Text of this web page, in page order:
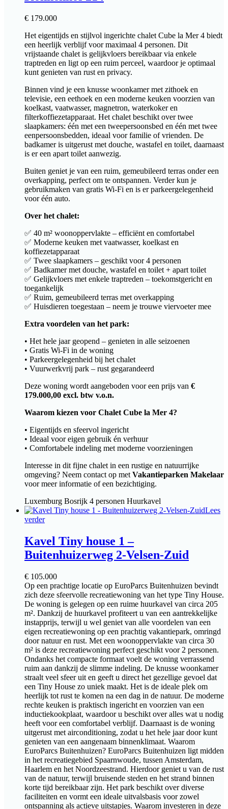
€ 179.000
Het eigentijds en stijlvol ingerichte chalet Cube la Mer 4 biedt
een heerlijk verblijf voor maximaal 4 personen. Dit
vrijstaande chalet is gelijkvloers bereikbaar via enkele
traptreden en ligt op een ruim perceel, waardoor je optimaal
kunt genieten van rust en privacy.
Binnen vind je een knusse woonkamer met zithoek en
televisie, een eethoek en een moderne keuken voorzien van
koelkast, vaatwasser, magnetron, waterkoker en
filterkoffiezetapparaat. Het chalet beschikt over twee
slaapkamers: één met een tweepersoonsbed en één met twee
eenpersoonsbedden, ideaal voor familie of vrienden. De
badkamer is uitgerust met douche, wastafel en toilet, daarnaast
is er een apart toilet aanwezig.
Buiten geniet je van een ruim, gemeubileerd terras onder een
overkapping, perfect om te ontspannen. Verder kun je
gebruikmaken van gratis Wi-Fi en is er parkeergelegenheid
voor één auto.
Over het chalet:
✅ 40 m² woonoppervlakte – efficiënt en comfortabel
✅ Moderne keuken met vaatwasser, koelkast en
koffiezetapparaat
✅ Twee slaapkamers – geschikt voor 4 personen
✅ Badkamer met douche, wastafel en toilet + apart toilet
✅ Gelijkvloers met enkele traptreden – toekomstgericht en
toegankelijk
✅ Ruim, gemeubileerd terras met overkapping
✅ Huisdieren toegestaan – neem je trouwe viervoeter mee
Extra voordelen van het park:
• Het hele jaar geopend – genieten in alle seizoenen
• Gratis Wi-Fi in de woning
• Parkeergelegenheid bij het chalet
• Vuurwerkvrij park – rust gegarandeerd
Deze woning wordt aangeboden voor een prijs van €
179.000,00 excl. btw v.o.n.
Waarom kiezen voor Chalet Cube la Mer 4?
• Eigentijds en sfeervol ingericht
• Ideaal voor eigen gebruik én verhuur
• Comfortabele indeling met moderne voorzieningen
Interesse in dit fijne chalet in een rustige en natuurrijke
omgeving? Neem contact op met Vakantieparken Makelaar
voor meer informatie of een bezichtiging.
Luxemburg Bosrijk 4 personen Huurkavel
Lees
verder
Kavel Tiny house 1 –
Buitenhuizerweg 2-Velsen-Zuid
€ 105.000
Op een prachtige locatie op EuroParcs Buitenhuizen bevindt
zich deze sfeervolle recreatiewoning van het type Tiny House.
De woning is gelegen op een ruime huurkavel van circa 205
m². Dankzij de huurkavel profiteert u van een aantrekkelijke
instapprijs, terwijl u wel geniet van alle voordelen van een
eigen recreatiewoning op een prachtig vakantiepark, omringd
door natuur en rust. Met een woonoppervlakte van circa 30
m² is deze recreatiewoning perfect geschikt voor 2 personen.
Ondanks het compacte formaat voelt de woning verrassend
ruim aan dankzij de slimme indeling. De knusse woonkamer
straalt veel sfeer uit en geeft u direct het gezellige gevoel dat
een Tiny House zo uniek maakt. Het is de ideale plek om
heerlijk tot rust te komen na een dag in de natuur. De moderne
rechte keuken is praktisch ingericht en voorzien van een
inductiekookplaat, waardoor u beschikt over alles wat u nodig
heeft voor een comfortabel verblijf. Daarnaast is de woning
uitgerust met airconditioning, zodat u het hele jaar door kunt
genieten van een aangenaam binnenklimaat. Waarom
EuroParcs Buitenhuizen? EuroParcs Buitenhuizen ligt midden
in het recreatiegebied Spaarnwoude, tussen Amsterdam,
Haarlem en het Noordzeestrand. Hierdoor geniet u van de rust
van de natuur, terwijl bruisende steden en het strand binnen
korte tijd bereikbaar zijn. Het park beschikt over diverse
faciliteiten en vormt een ideale uitvalsbasis voor zowel
ontspanning als actieve uitstapjes. Waarom investeren in deze